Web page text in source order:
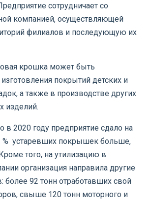
сотрудничает со
компанией, осуществляющей
филиалов и последующую их
крошка может быть
покрытий детских и
а также в производстве других
изделий.
в 2020 году предприятие сдало на
% устаревших покрышек больше,
того, на утилизацию в
организация направила другие
более 92 тонн отработавших свой
свыше 120 тонн моторного и